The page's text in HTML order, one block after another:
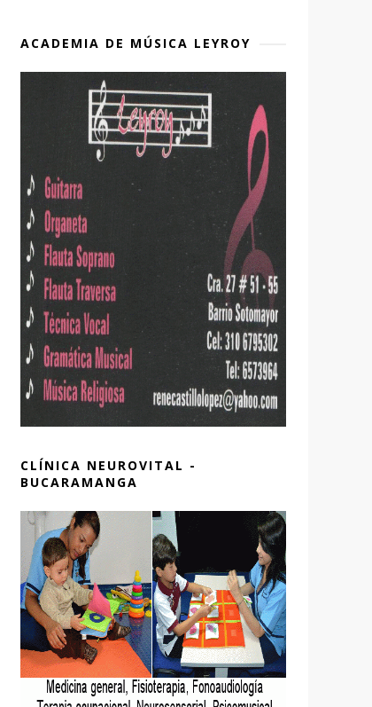
ACADEMIA DE MÚSICA LEYROY
CLÍNICA NEUROVITAL -
BUCARAMANGA